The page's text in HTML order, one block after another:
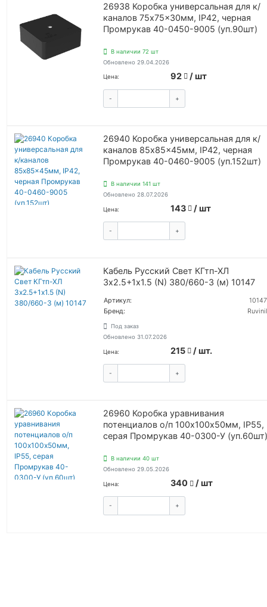
26938 Коробка универсальная для к/
каналов 75x75x30мм, IP42, черная
Промрукав 40-0450-9005 (уп.90шт)
В наличии 72 шт
Обновлено 29.04.2026
Цена: 92 / шт
- +
26940 Коробка универсальная для к/
каналов 85x85x45мм, IP42, черная
Промрукав 40-0460-9005 (уп.152шт)
В наличии 141 шт
Обновлено 28.07.2026
Цена: 143 / шт
- +
Кабель Русский Свет КГтп-ХЛ
3х2.5+1х1.5 (N) 380/660-3 (м) 10147
Артикул:
10147
Бренд:
Ruvinil
Под заказ
Обновлено 31.07.2026
Цена: 215 / шт.
- +
26960 Коробка уравнивания
потенциалов о/п 100х100х50мм, IP55,
серая Промрукав 40-0300-У (уп.60шт)
В наличии 40 шт
Обновлено 29.05.2026
Цена: 340 / шт
- +